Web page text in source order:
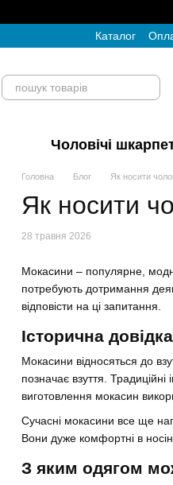
Каталог
Чоловічі
Головна Блог Як носити
Як носити
28 травня 2026
Мокасини – популярне,
потребують дотримання
відповісти на ці запитання.
Історична довідка
Мокасини відносяться до
позначає взуття.
виготовлення мокасин
Сучасні мокасини все ще
Вони дуже комфортні в
З яким одягом